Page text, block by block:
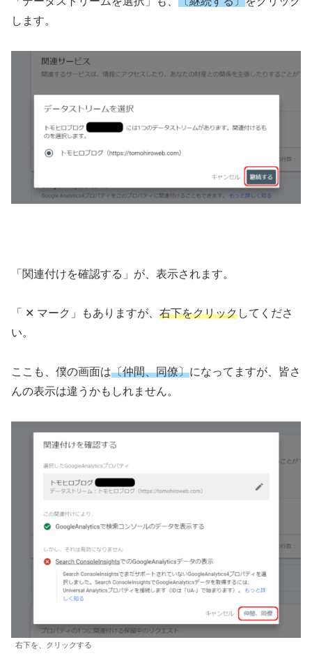
します。
「関連付けを確認する」が、表示されます。
「 ✕ マーク」もありますが、 右下をクリックしてくださ
い。
ここも、僕の画面は〔仲間、同僚〕になってますが、皆さ
んの表示は違うかもしれません。
右下を、クリックする